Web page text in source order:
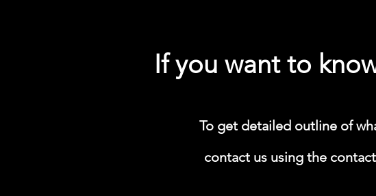
If you want to
​To get detailed outline of
contact us using the